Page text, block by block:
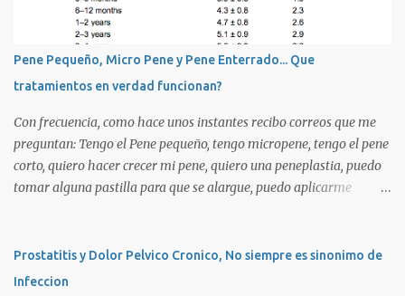
s
Pene Pequeño, Micro Pene y Pene Enterrado... Que
tratamientos en verdad funcionan?
Con frecuencia, como hace unos instantes recibo correos que me
preguntan: Tengo el Pene pequeño, tengo micropene, tengo el pene
corto, quiero hacer crecer mi pene, quiero una peneplastia, puedo
tomar alguna pastilla para que se alargue, puedo aplicarme
importante primero definir estos terminos, para poder definir el
CORRECTO DIAGNOSTICO y con ello el CORRECTO tratamiento
Prostatitis y Dolor Pelvico Cronico, No siempre es sinonimo de
Infeccion